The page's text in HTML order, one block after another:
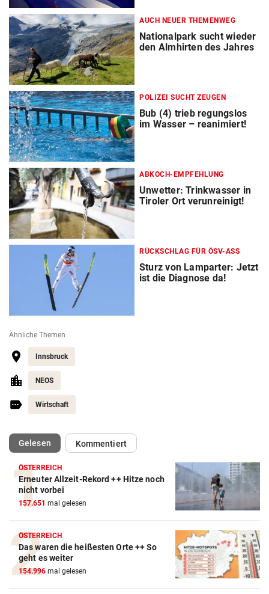
AUCH NEUER THEMENWEG
Nationalpark sucht wieder
den Almhirten des Jahres
POLIZEI SUCHT ZEUGEN
Bub (4) trieb regungslos
im Wasser – reanimiert!
ABKOCH-EMPFEHLUNG
Unwetter: Trinkwasser in
Tiroler Ort verunreinigt!
RÜCKSCHLAG FÜR ÖSV-ASS
Sturz von Lamparter: Jetzt
ist die Diagnose da!
Ähnliche Themen
Innsbruck
NEOS
Wirtschaft
Gelesen(ausgewählt)Kommentiert
ÖSTERREICH
Erneuter Allzeit-Rekord ++ Hitze noch
nicht vorbei
157.651 mal gelesen
ÖSTERREICH
Das waren die heißesten Orte ++ So
geht es weiter
154.996 mal gelesen